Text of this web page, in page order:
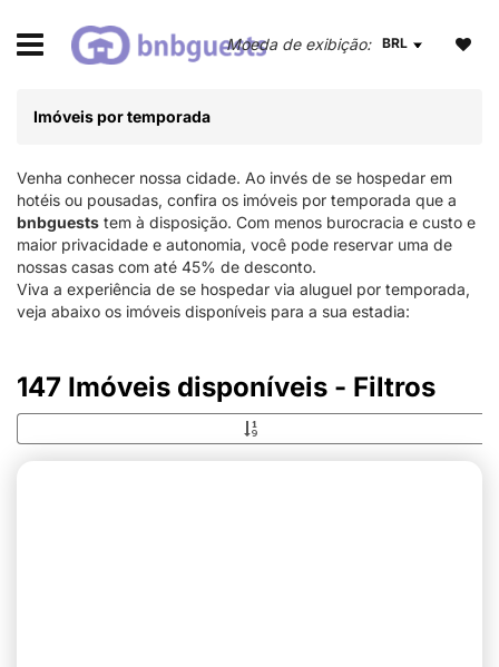
BRL
Imóveis por temporada
Venha conhecer nossa cidade. Ao invés de se hospedar em
hotéis ou pousadas, confira os imóveis por temporada que a
bnbguests tem à disposição. Com menos burocracia e custo e
maior privacidade e autonomia, você pode reservar uma de
nossas casas com até 45% de desconto.
Viva a experiência de se hospedar via aluguel por temporada,
veja abaixo os imóveis disponíveis para a sua estadia:
147 Imóveis disponíveis - Filtros